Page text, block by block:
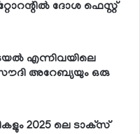
ദോശ ഫെസ്റ്റ്
എന്നിവയിലെ
അറേബ്യയും ഒരു
2025 ലെ ടാക്‌സ്